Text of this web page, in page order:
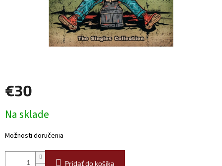
€30
cena:
Na sklade
Možnosti doručenia
Pridať do košíka